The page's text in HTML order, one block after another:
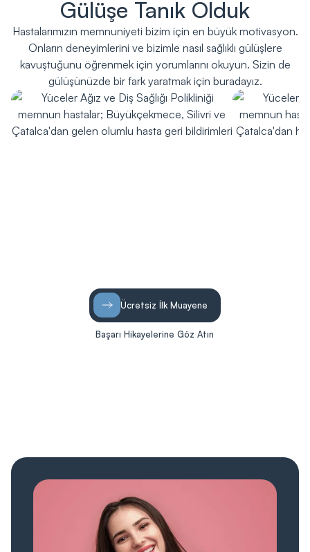
Gülüşe Tanık Olduk
Hastalarımızın memnuniyeti bizim için en büyük motivasyon.
Onların deneyimlerini ve bizimle nasıl sağlıklı gülüşlere
kavuştuğunu öğrenmek için yorumlarını okuyun. Sizin de
gülüşünüzde bir fark yaratmak için buradayız.
Ücretsiz İlk Muayene
Başarı Hikayelerine Göz Atın